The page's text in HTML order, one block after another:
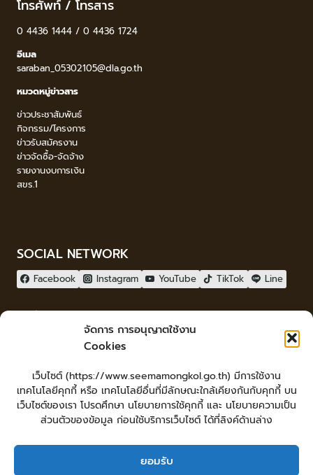
จัดการ การอนุญาตใช้งาน
Cookies
เว็บไซต์ (https://www.seemamongkol.go.th) มีการใช้งาน
เทคโนโลยีคุกกี้ หรือ เทคโนโลยีอื่นที่มีลักษณะใกล้เคียงกันกับคุกกี้ บน
เว็บไซต์ของเรา โปรดศึกษา นโยบายการใช้คุกกี้ และ นโยบายความเป็น
ส่วนตัวของข้อมูล ก่อนใช้บริการเว็บไซต์ ได้ที่ลิงค์ด้านล่าง
ยอมรับ
โทรศัพท์ / โทรสาร
0 4436 1444 / 0 4436 1724
อีเมล
saraban_05302105@dla.go.th
หมวดหมู่ข่าวสาร
ข่าวประชาสัมพันธ์
กิจกรรม/โครงการ
ข่าวรับสมัครงาน
ข่าวจัดซื้อ-จัดจ้าง
รายงานงบการเงิน
สขร.1
SOCIAL NETWORK
Facebook Instagram YouTube TikTok Line
LopburiWebdesign.com
Login
เข้าสู่ระบบ